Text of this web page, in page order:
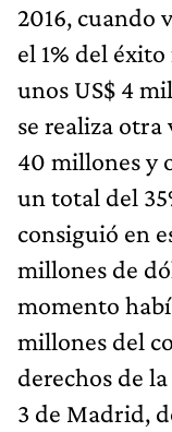
2016, cuando
el 1% del
unos US$ 4
se realiza otra
40 millones y
un total del
consiguió en
millones de
momento
millones del
derechos de
3 de Madrid,